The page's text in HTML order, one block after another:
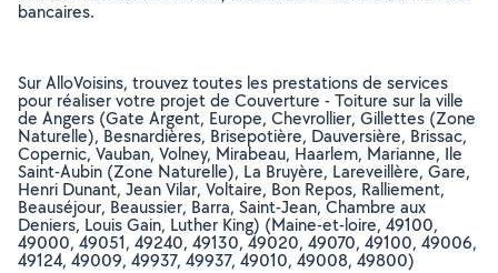
bancaires.
Sur AlloVoisins, trouvez toutes les prestations de services
pour réaliser votre projet de Couverture - Toiture sur la ville
de Angers (Gate Argent, Europe, Chevrollier, Gillettes (Zone
Naturelle), Besnardières, Brisepotière, Dauversière, Brissac,
Copernic, Vauban, Volney, Mirabeau, Haarlem, Marianne, Ile
Saint-Aubin (Zone Naturelle), La Bruyère, Lareveillère, Gare,
Henri Dunant, Jean Vilar, Voltaire, Bon Repos, Ralliement,
Beauséjour, Beaussier, Barra, Saint-Jean, Chambre aux
Deniers, Louis Gain, Luther King) (Maine-et-loire, 49100,
49000, 49051, 49240, 49130, 49020, 49070, 49100, 49006,
49124, 49009, 49937, 49937, 49010, 49008, 49800)